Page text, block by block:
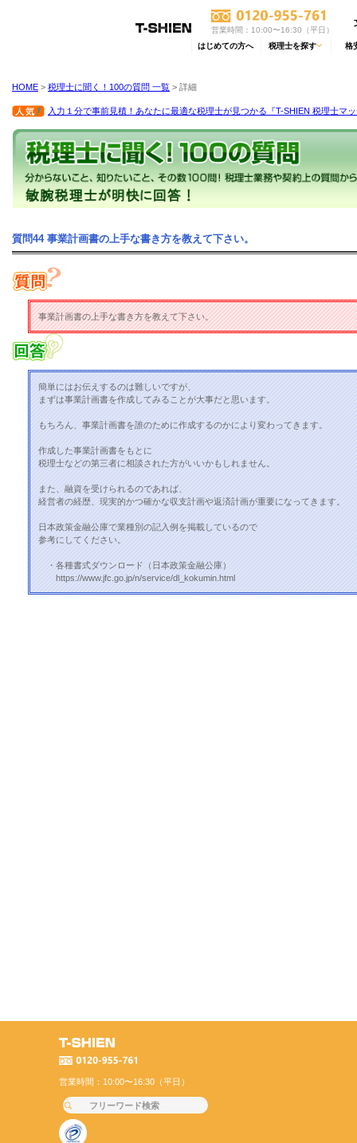
営業時間：10:00〜16:30（平日）
はじめての方へ 税理士を探す 格
HOME > 税理士に聞く！100の質問 一覧 > 詳細
入力１分で事前見積！あなたに最適な税理士が見つかる『T-SHIEN 税理士マ
質問44 事業計画書の上手な書き方を教えて下さい。
事業計画書の上手な書き方を教えて下さい。
簡単にはお伝えするのは難しいですが、
まずは事業計画書を作成してみることが大事だと思います。
もちろん、事業計画書を誰のために作成するのかにより変わってきます。
作成した事業計画書をもとに
税理士などの第三者に相談された方がいいかもしれません。
また、融資を受けられるのであれば、
経営者の経歴、現実的かつ確かな収支計画や返済計画が重要になってきます。
日本政策金融公庫で業種別の記入例を掲載しているので
参考にしてください。
・各種書式ダウンロード（日本政策金融公庫）
https://www.jfc.go.jp/n/service/dl_kokumin.html
営業時間：10:00〜16:30（平日）